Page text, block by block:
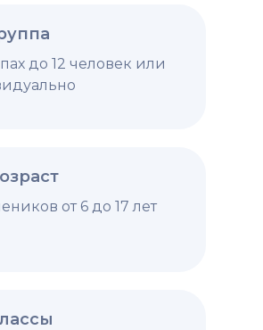
от 6 до 17 лет
до 12 человек или